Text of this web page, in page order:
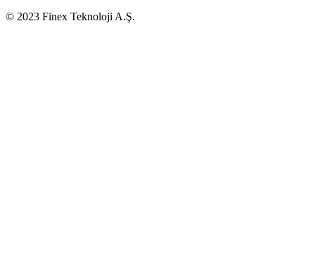
© 2023 Finex Teknoloji A.Ş.